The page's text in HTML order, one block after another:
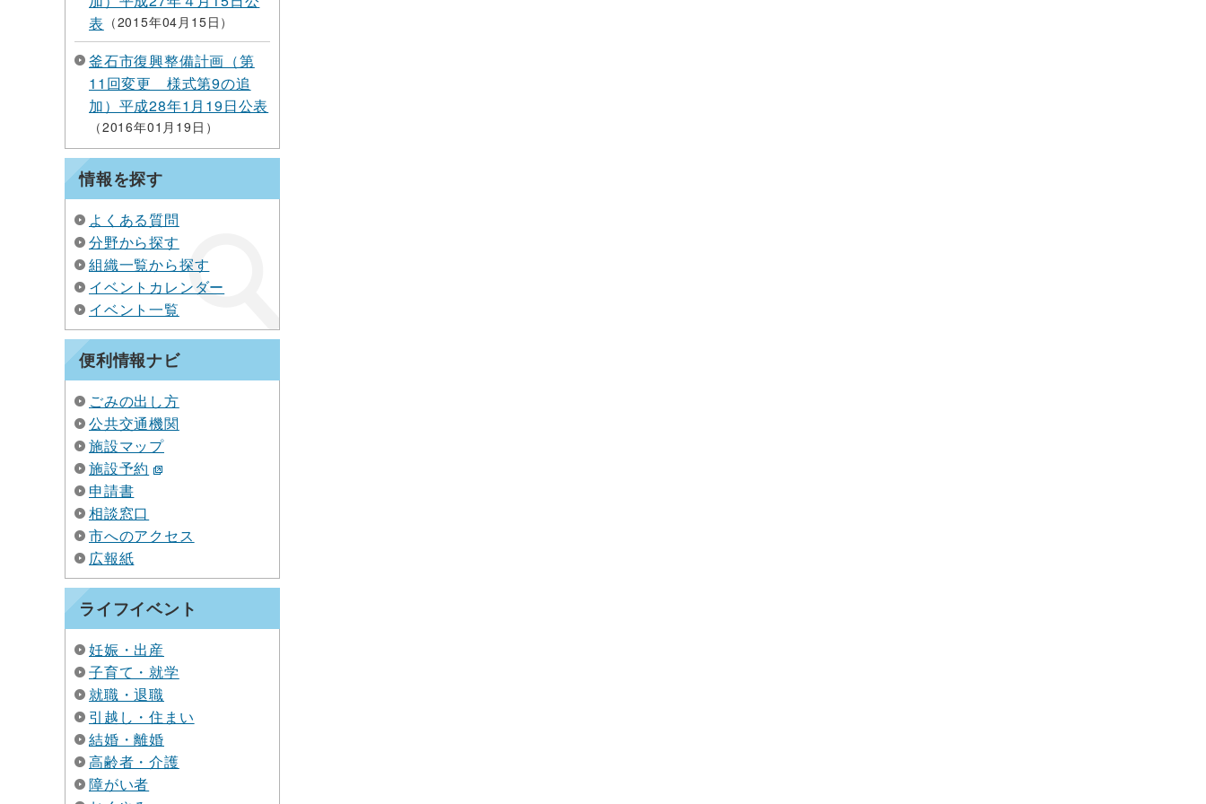
表
2015年04月15日
釜石市復興整備計画（第
11回変更 様式第9の追
加）平成28年1月19日公表
2016年01月19日
情報を探す
よくある質問
分野から探す
組織一覧から探す
イベントカレンダー
イベント一覧
便利情報ナビ
ごみの出し方
公共交通機関
施設マップ
施設予約
申請書
相談窓口
市へのアクセス
広報紙
ライフイベント
妊娠・出産
子育て・就学
就職・退職
引越し・住まい
結婚・離婚
高齢者・介護
障がい者